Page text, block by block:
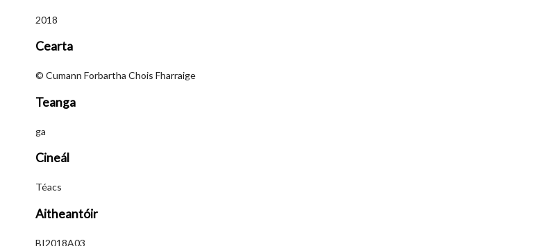
2018
Cearta
© Cumann Forbartha Chois Fharraige
Teanga
ga
Cineál
Téacs
Aitheantóir
BI2018A03